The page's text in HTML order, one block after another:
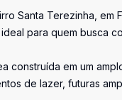
Santa Terezinha, em
para quem busca
construída em um
de lazer, futuras